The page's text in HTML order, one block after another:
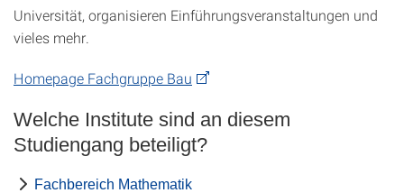
Universität, organisieren Einführungsveranstaltungen und
vieles mehr.
Homepage Fachgruppe Bau
Welche Institute sind an diesem
Studiengang beteiligt?
Fachbereich Mathematik